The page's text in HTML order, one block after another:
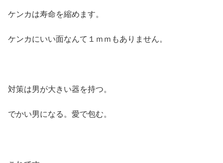
ケンカは寿命を縮めます。
ケンカにいい面なんて１ｍｍもありません。
対策は男が大きい器を持つ。
でかい男になる。愛で包む。